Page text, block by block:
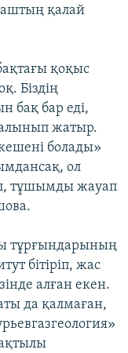
қалай
қоқыс
Біздің
бақ бар еді,
жатыр.
болады»
ол
тұшымды жауап
тұрғындарының
бітіріп, жас
алған екен.
да қалмаған,